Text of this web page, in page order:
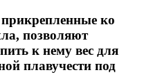
ко
позволяют
к нему вес для
плавучести под